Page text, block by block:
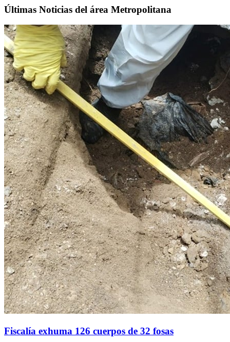
Últimas Noticias del área Metropolitana
Fiscalía exhuma 126 cuerpos de 32 fosas